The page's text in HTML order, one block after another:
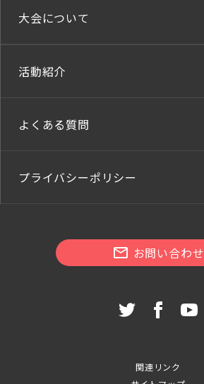
大会について
活動紹介
よくある質問
プライバシーポリシー
お問い合わせ
関連リンク